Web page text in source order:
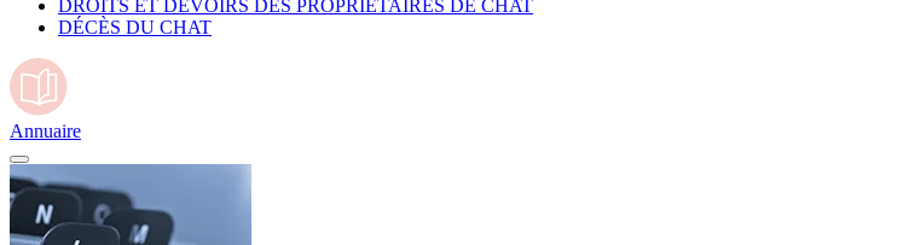
DROITS ET DEVOIRS DES PROPRIÉTAIRES DE CHAT
DÉCÈS DU CHAT
Annuaire